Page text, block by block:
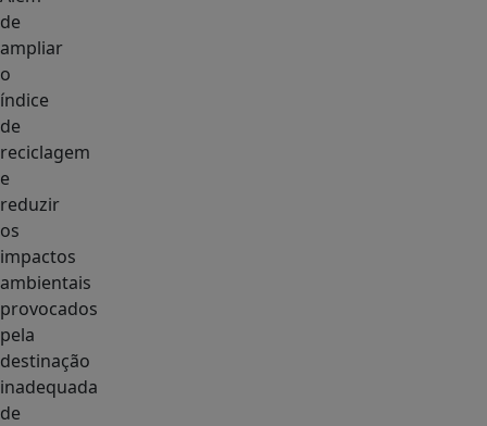
de
ampliar
o
índice
de
reciclagem
e
reduzir
os
impactos
ambientais
provocados
pela
destinação
inadequada
de